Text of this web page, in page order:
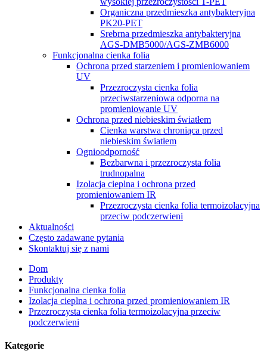
Organiczna przedmieszka antybakteryjna
PK20-PET
Srebrna przedmieszka antybakteryjna
AGS-DMB5000/AGS-ZMB6000
Funkcjonalna cienka folia
Ochrona przed starzeniem i promieniowaniem
UV
Przezroczysta cienka folia
przeciwstarzeniowa odporna na
promieniowanie UV
Ochrona przed niebieskim światłem
Cienka warstwa chroniąca przed
niebieskim światłem
Ognioodporność
Bezbarwna i przezroczysta folia
trudnopalna
Izolacja cieplna i ochrona przed
promieniowaniem IR
Przezroczysta cienka folia termoizolacyjna
przeciw podczerwieni
Aktualności
Często zadawane pytania
Skontaktuj się z nami
Dom
Produkty
Funkcjonalna cienka folia
Izolacja cieplna i ochrona przed promieniowaniem IR
Przezroczysta cienka folia termoizolacyjna przeciw
podczerwieni
Kategorie